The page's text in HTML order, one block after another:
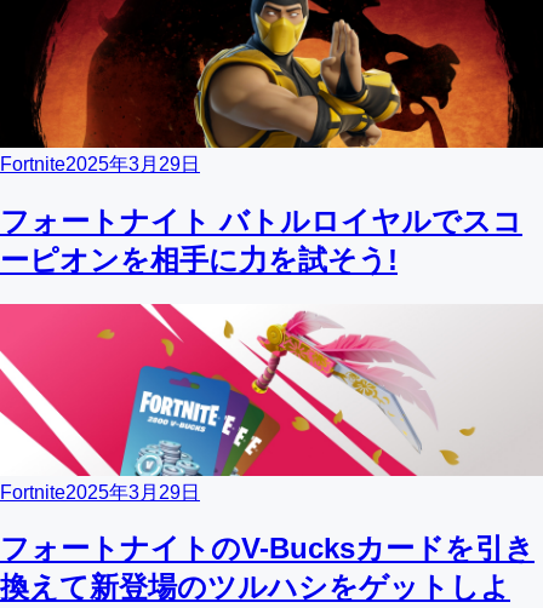
Fortnite2025年3月29日
フォートナイト バトルロイヤルでスコ
ーピオンを相手に力を試そう!
Fortnite2025年3月29日
フォートナイトのV-Bucksカードを引き
換えて新登場のツルハシをゲットしよ